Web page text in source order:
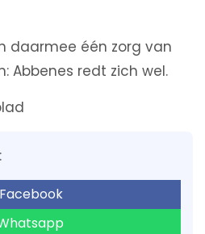
daarmee één zorg van
Abbenes redt zich wel.